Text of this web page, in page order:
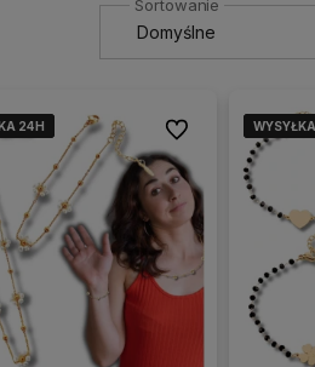
24H
24H
24H
24H Do ulubionych